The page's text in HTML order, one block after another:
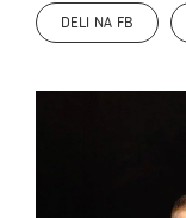
DELI NA FB